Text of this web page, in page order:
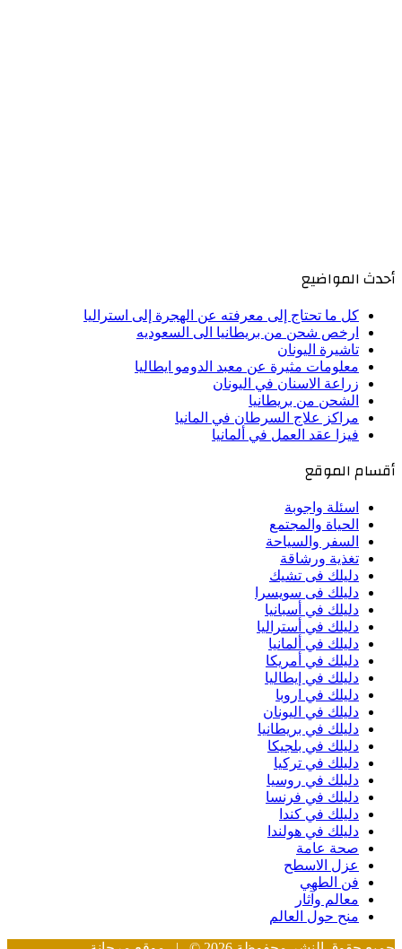
أحدث المواضيع
كل ما تحتاج إلى معرفته عن الهجرة إلى استراليا
ارخص شحن من بريطانيا الى السعوديه
تاشيرة اليونان
معلومات مثيرة عن معبد الدومو ايطاليا
زراعة الاسنان في اليونان
الشحن من بريطانيا
مراكز علاج السرطان في المانيا
فيزا عقد العمل في ألمانيا
أقسام الموقع
اسئلة واجوبة
الحياة والمجتمع
السفر والسياحة
تغذية ورشاقة
دليلك فى تشيك
دليلك فى سويسرا
دليلك في أسبانيا
دليلك في أستراليا
دليلك في ألمانيا
دليلك في أمريكا
دليلك في إيطاليا
دليلك في اروبا
دليلك في اليونان
دليلك في بريطانيا
دليلك في بلجيكا
دليلك في تركيا
دليلك في روسيا
دليلك في فرنسا
دليلك في كندا
دليلك في هولندا
صحة عامة
عزل الاسطح
فن الطهي
معالم وآثار
منح حول العالم